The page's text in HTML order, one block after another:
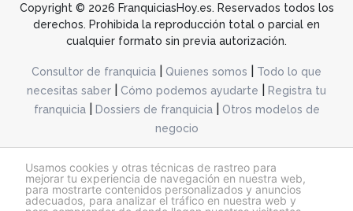
Usamos cookies y otras técnicas de rastreo para
mejorar tu experiencia de navegación en nuestra web,
para mostrarte contenidos personalizados y anuncios
adecuados, para analizar el tráfico en nuestra web y
Copyright © 2026 FranquiciasHoy.es. Reservados todos los
derechos. Prohibida la reproducción total o parcial en
cualquier formato sin previa autorización.
Consultor de franquicia Quienes somos
Todo lo que
necesitas saber
Cómo podemos ayudarte
Registra tu
franquicia| Dossiers de franquicia|
Otros modelos de
negocio
@franquiciashoy.es |Aviso legal| Política de cookies|Política de privacidad